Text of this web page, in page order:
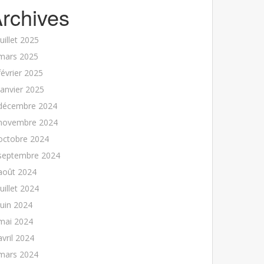
2025
2025
2025
2025
2024
2024
2024
2024
2024
2024
2024
2024
2024
2024